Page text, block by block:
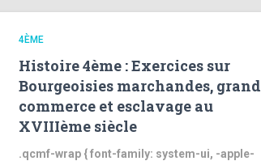
4ÈME
Histoire 4ème : Exercices sur
Bourgeoisies marchandes, grand
commerce et esclavage au
XVIIIème siècle
.qcmf-wrap { font-family: system-ui, -apple-